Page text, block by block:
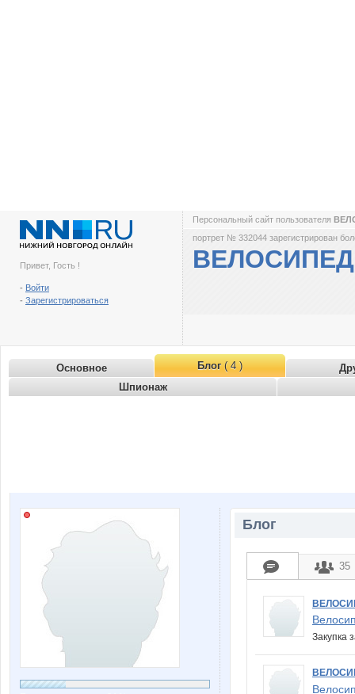
Привет, Гость !
- Войти
- Зарегистрироваться
Персональный сайт пользователя
портрет № 332044 зарегистрирован
Основное Блог( 4 )
Шпионаж
Блог
35
Закупка